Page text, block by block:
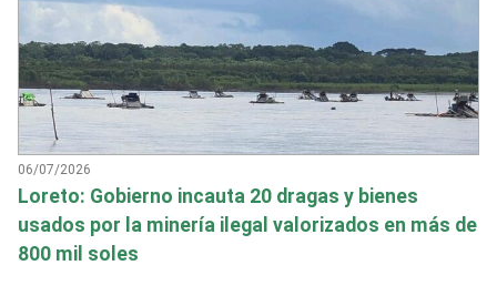
06/07/2026
Loreto: Gobierno incauta 20 dragas y bienes
usados por la minería ilegal valorizados en más de
800 mil soles